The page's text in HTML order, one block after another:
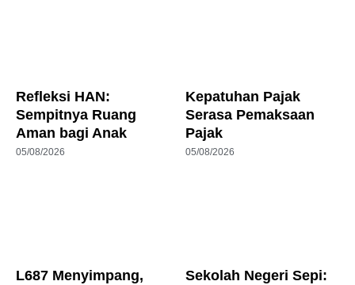
Refleksi HAN:
Sempitnya Ruang
Aman bagi Anak
05/08/2026
Kepatuhan Pajak
Serasa Pemaksaan
Pajak
05/08/2026
L687 Menyimpang,
Sekolah Negeri Sepi: